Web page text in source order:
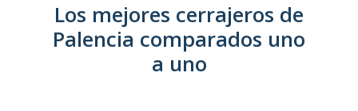
Los mejores cerrajeros de
Palencia comparados uno
a uno